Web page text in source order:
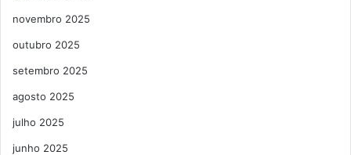
novembro 2025
outubro 2025
setembro 2025
agosto 2025
julho 2025
junho 2025